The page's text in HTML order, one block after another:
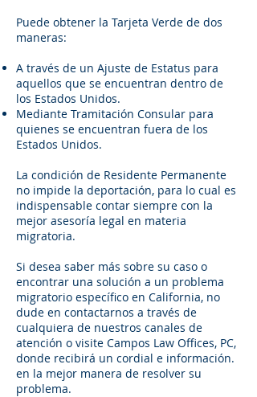
Puede obtener la Tarjeta Verde de dos
maneras:
A través de un Ajuste de Estatus para
aquellos que se encuentran dentro de
los Estados Unidos.
Mediante Tramitación Consular para
quienes se encuentran fuera de los
Estados Unidos.
La condición de Residente Permanente
no impide la deportación, para lo cual es
indispensable contar siempre con la
mejor asesoría legal en materia
migratoria.
Si desea saber más sobre su caso o
encontrar una solución a un problema
migratorio específico en California, no
dude en contactarnos a través de
cualquiera de nuestros canales de
atención o visite Campos Law Offices, PC,
donde recibirá un cordial e información.
en la mejor manera de resolver su
problema.